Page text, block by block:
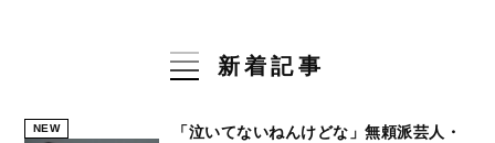
新着記事
NEW
「泣いてないねんけどな」無頼派芸人・